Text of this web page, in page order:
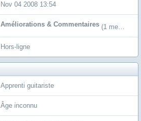
Nov 04 2008 13:54
Améliorations & Commentaires(1 messages)
Hors-ligne
Apprenti guitariste
Âge inconnu